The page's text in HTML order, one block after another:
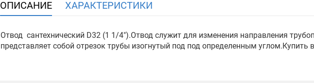
ОПИСАНИЕ ХАРАКТЕРИСТИКИ
Отвод сантехнический D32 (1 1/4").Отвод служит для изменения направления
представляет собой отрезок трубы изогнутый под под определенным углом.Купить